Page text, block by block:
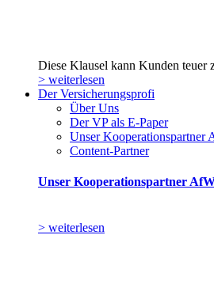
Diese Klausel kann Kunden teuer
> weiterlesen
Der Versicherungsprofi
Über Uns
Der VP als E-Paper
Unser Kooperationspartner
Content-Partner
Unser Kooperationspartner
> weiterlesen